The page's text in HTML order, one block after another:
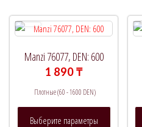
Manzi 76077, DEN: 600
1 890₸
Плотные (60 - 1600 DEN)
Выберите параметры
Этот